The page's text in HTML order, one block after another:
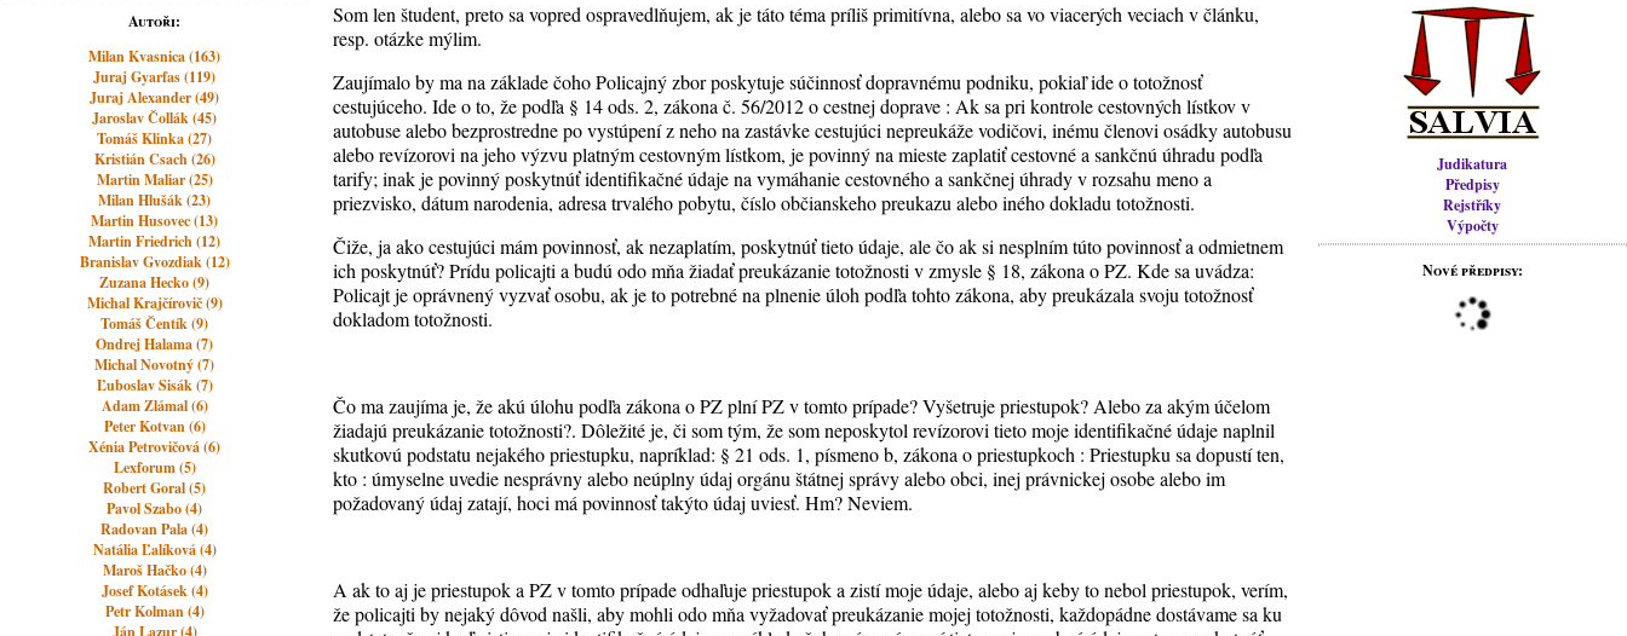
Autoři:
Milan Kvasnica (163)
Juraj Gyarfas (119)
Juraj Alexander (49)
Jaroslav Čollák (45)
Tomáš Klinka (27)
Kristián Csach (26)
Martin Maliar (25)
Milan Hlušák (23)
Martin Husovec (13)
Martin Friedrich (12)
Branislav Gvozdiak (12)
Zuzana Hecko (9)
Michal Krajčírovič (9)
Tomáš Čentík (9)
Ondrej Halama (7)
Michal Novotný (7)
Ľuboslav Sisák (7)
Adam Zlámal (6)
Peter Kotvan (6)
Xénia Petrovičová (6)
Lexforum (5)
Robert Goral (5)
Pavol Szabo (4)
Radovan Pala (4)
Natália Ľalíková (4)
Maroš Hačko (4)
Josef Kotásek (4)
Petr Kolman (4)
Ján Lazur (4)
Judikatura
Předpisy
Rejstříky
Výpočty
Nové předpisy:
Som len študent, preto sa vopred ospravedlňujem, ak je táto téma príliš primitívna, alebo sa vo viacerých veciach v článku,
resp. otázke mýlim.
Zaujímalo by ma na základe čoho Policajný zbor poskytuje súčinnosť dopravnému podniku, pokiaľ ide o totožnosť
cestujúceho. Ide o to, že podľa § 14 ods. 2, zákona č. 56/2012 o cestnej doprave : Ak sa pri kontrole cestovných lístkov v
autobuse alebo bezprostredne po vystúpení z neho na zastávke cestujúci nepreukáže vodičovi, inému členovi osádky autobusu
alebo revízorovi na jeho výzvu platným cestovným lístkom, je povinný na mieste zaplatiť cestovné a sankčnú úhradu podľa
tarify; inak je povinný poskytnúť identifikačné údaje na vymáhanie cestovného a sankčnej úhrady v rozsahu meno a
priezvisko, dátum narodenia, adresa trvalého pobytu, číslo občianskeho preukazu alebo iného dokladu totožnosti.
Čiže, ja ako cestujúci mám povinnosť, ak nezaplatím, poskytnúť tieto údaje, ale čo ak si nesplním túto povinnosť a odmietnem
ich poskytnúť? Prídu policajti a budú odo mňa žiadať preukázanie totožnosti v zmysle § 18, zákona o PZ. Kde sa uvádza:
Policajt je oprávnený vyzvať osobu, ak je to potrebné na plnenie úloh podľa tohto zákona, aby preukázala svoju totožnosť
dokladom totožnosti.
Čo ma zaujíma je, že akú úlohu podľa zákona o PZ plní PZ v tomto prípade? Vyšetruje priestupok? Alebo za akým účelom
žiadajú preukázanie totožnosti?. Dôležité je, či som tým, že som neposkytol revízorovi tieto moje identifikačné údaje naplnil
skutkovú podstatu nejakého priestupku, napríklad: § 21 ods. 1, písmeno b, zákona o priestupkoch : Priestupku sa dopustí ten,
kto : úmyselne uvedie nesprávny alebo neúplny údaj orgánu štátnej správy alebo obci, inej právnickej osobe alebo im
požadovaný údaj zatají, hoci má povinnosť takýto údaj uviesť. Hm? Neviem.
A ak to aj je priestupok a PZ v tomto prípade odhaľuje priestupok a zistí moje údaje, alebo aj keby to nebol priestupok, verím,
že policajti by nejaký dôvod našli, aby mohli odo mňa vyžadovať preukázanie mojej totožnosti, každopádne dostávame sa ku